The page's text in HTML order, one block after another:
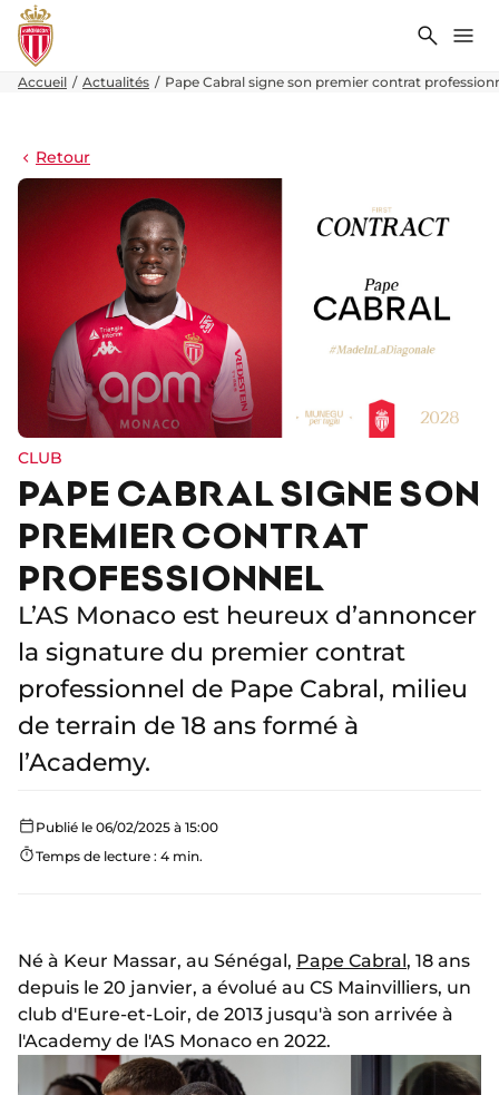
Accueil Actualités Pape Cabral signe son premier contrat
Retour
CLUB
PAPE CABRAL SIGNE SON
PREMIER CONTRAT
PROFESSIONNEL
L’AS Monaco est heureux d’annoncer
la signature du premier contrat
professionnel de Pape Cabral, milieu
de terrain de 18 ans formé à
l’Academy.
Publié le 06/02/2025 à 15:00
Temps de lecture : 4 min.
Né à Keur Massar, au Sénégal, Pape Cabral, 18 ans
depuis le 20 janvier, a évolué au CS Mainvilliers, un
club d'Eure-et-Loir, de 2013 jusqu'à son arrivée à
l'Academy de l'AS Monaco en 2022.